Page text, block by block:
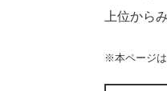
上位から
※本ページ